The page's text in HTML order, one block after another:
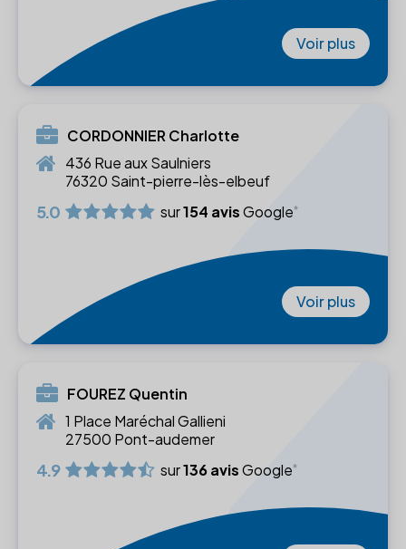
Voir plus
CORDONNIER Charlotte
436 Rue aux Saulniers
76320 Saint-pierre-lès-elbeuf
5.0 sur154 avisGoogle
Voir plus
FOUREZ Quentin
1 Place Maréchal Gallieni
27500 Pont-audemer
4.9 sur136 avisGoogle